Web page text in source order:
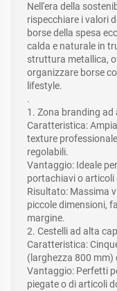
Nell'era della
rispecchiare i valori
borse della spesa
calda e naturale in
struttura metallica,
organizzare borse
lifestyle.
.
1. Zona branding
Caratteristica:
texture
regolabili.
Vantaggio: Ideale
portachiavi o articoli
Risultato: Massima
piccole dimensioni,
margine.
2. Cestelli ad alta
Caratteristica:
(larghezza 800
Vantaggio: Perfetti
piegate o di articoli